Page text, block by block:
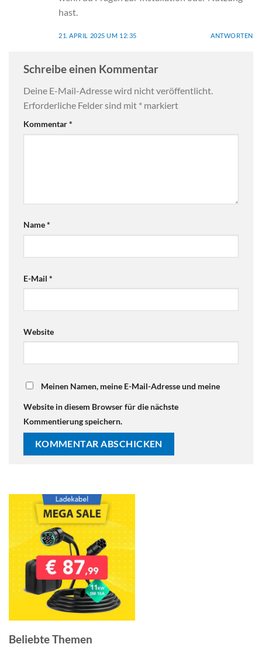
hast.
21. APRIL 2025 UM 12:35 ANTWORTEN
Schreibe einen Kommentar
Deine E-Mail-Adresse wird nicht veröffentlicht.
Erforderliche Felder sind mit * markiert
Kommentar*
Name*
E-Mail *
Website
Meinen Namen, meine E-Mail-Adresse und meine
Website in diesem Browser für die nächste
Kommentierung speichern.
Beliebte Themen